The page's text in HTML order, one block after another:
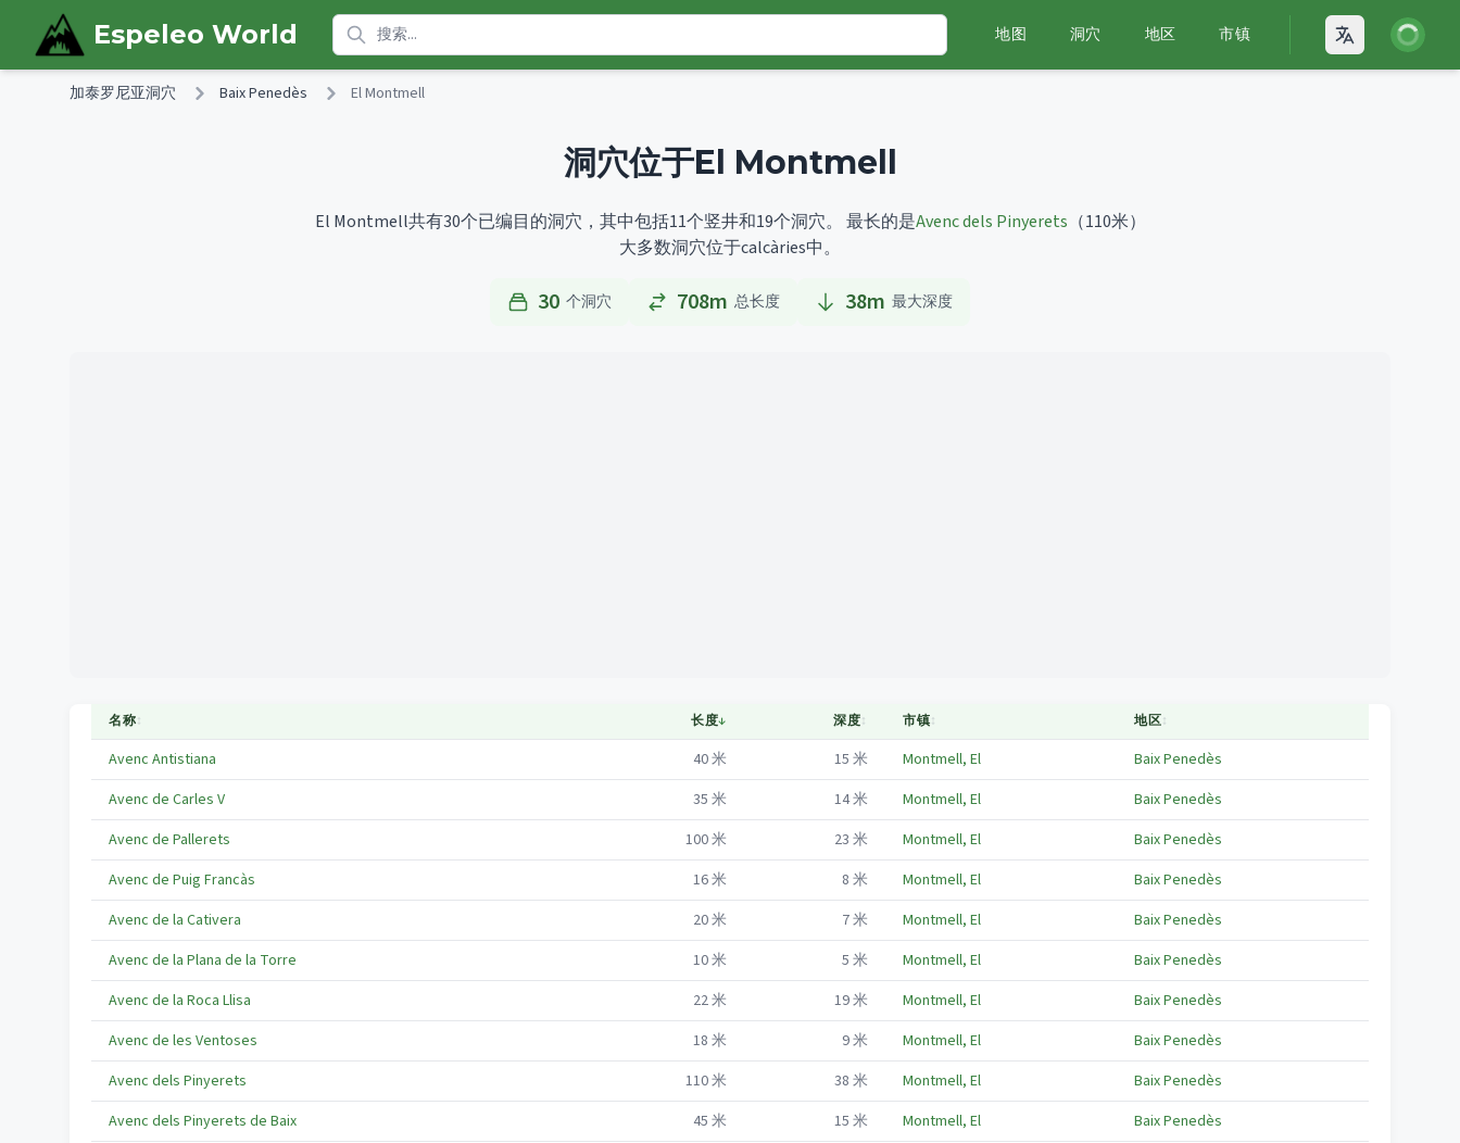
Skip to main content
Espeleo World 地图 洞穴 地区 市镇 Open
登录
加泰罗尼亚洞穴 Baix Penedès El Montmell
洞穴位于El Montmell
El Montmell共有30个已编目的洞穴，其中包括11个竖井和19个洞穴。 最长的是Avenc dels Pinyerets （110米）
大多数洞穴位于calcàries中。
30 个洞穴 708m 总长度 38m 最大深度
名称↕ 长度↓ 深度↕ 市镇↕ 地区↕
Avenc Antistiana 40米 15 米 Montmell, El
Baix Penedès
Avenc de Carles V
35 米 14米 Montmell, El
Baix Penedès
Avenc de Pallerets
100米 23 米 Montmell, El
Baix Penedès
Avenc de Puig Francàs
16米 8 米 Montmell, El
Baix Penedès
Avenc de la Cativera
20米 7米 Montmell, El
Baix Penedès
Avenc de la Plana de la Torre
10米 5 米 Montmell, El
Baix Penedès
Avenc de la Roca Llisa
22米 19米 Montmell, El
Baix Penedès
Avenc de les Ventoses
18 米 9米 Montmell, El
Baix Penedès
Avenc dels Pinyerets
110米 38 米 Montmell, El
Baix Penedès
Avenc dels Pinyerets de Baix
45 米 15 米 Montmell, El
Baix Penedès